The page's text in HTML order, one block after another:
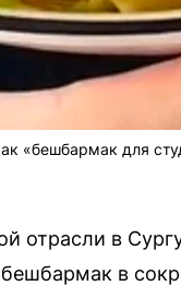
«бешбармак для
отрасли в
в